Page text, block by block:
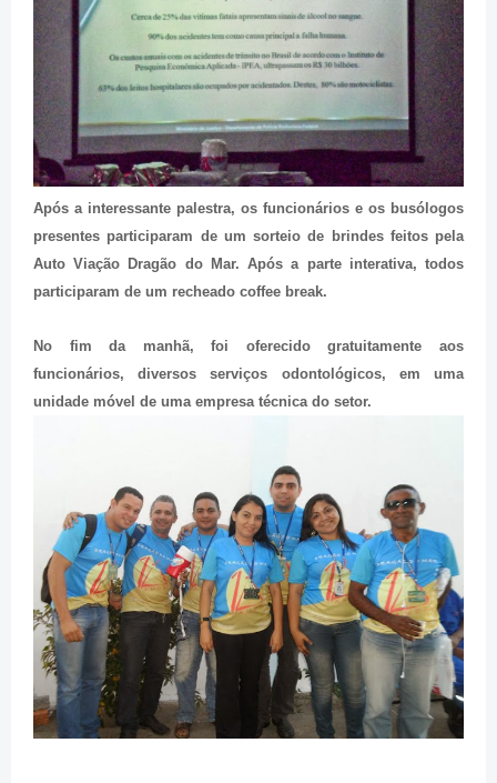
Após a interessante palestra, os funcionários e os busólogos
presentes participaram de um sorteio de brindes feitos pela
Auto Viação Dragão do Mar. Após a parte interativa, todos
participaram de um recheado coffee break.
No fim da manhã, foi oferecido gratuitamente aos
funcionários, diversos serviços odontológicos, em uma
unidade móvel de uma empresa técnica do setor.